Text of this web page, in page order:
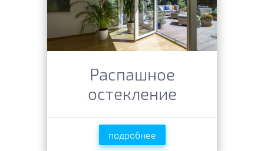
Распашное
остекление
подробнее